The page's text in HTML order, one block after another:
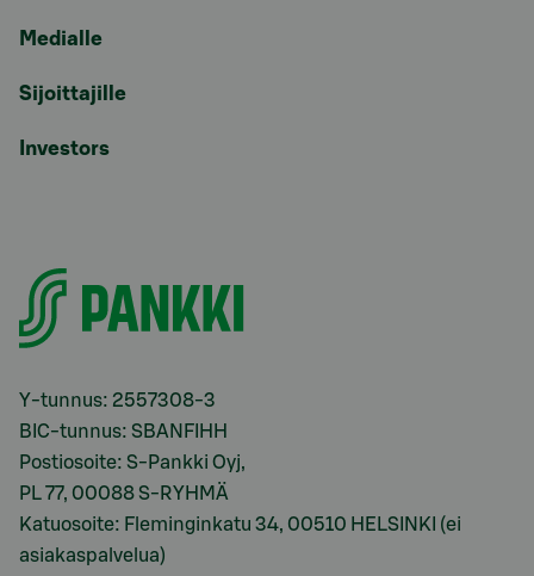
Medialle
Sijoittajille
Investors
Y-tunnus: 2557308-3
BIC-tunnus: SBANFIHH
Postiosoite: S-Pankki Oyj,
PL 77, 00088 S-RYHMÄ
Katuosoite: Fleminginkatu 34, 00510 HELSINKI (ei
asiakaspalvelua)